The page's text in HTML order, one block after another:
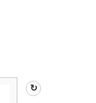
↻